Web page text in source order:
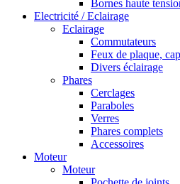
Bornes haute
Electricité / Eclairage
Eclairage
Commutateurs
Feux de plaque,
Divers éclairage
Phares
Cerclages
Paraboles
Verres
Phares complets
Accessoires
Moteur
Moteur